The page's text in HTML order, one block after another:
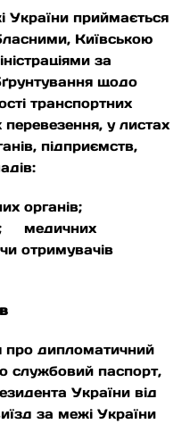
України приймається
Київською
за
щодо
транспортних
перевезення, у листах
підприємств,
органів;
медичних
отримувачів
про дипломатичний
службовий паспорт,
України від
за межі України